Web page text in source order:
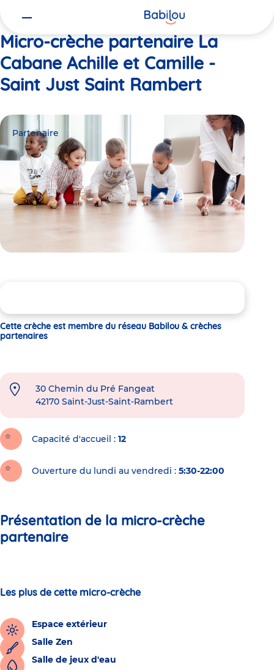
Micro-crèche partenaire La
Cabane Achille et Camille -
Saint Just Saint Rambert
Partenaire
Cette crèche est membre du réseau Babilou & crèches
partenaires
30 Chemin du Pré Fangeat
42170 Saint-Just-Saint-Rambert
Capacité d'accueil 12
Ouverture du lundi au vendredi : 5:30-22:00
Présentation de la micro-crèche
partenaire
Les plus de cette micro-crèche
Espace extérieur
Salle Zen
Salle de jeux d'eau